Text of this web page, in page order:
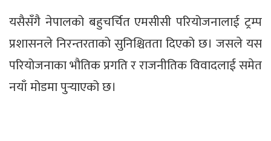
यसैसँगै नेपालको बहुचर्चित एमसीसी परियोजनालाई ट्रम्प
प्रशासनले निरन्तरताको सुनिश्चितता दिएको छ। जसले यस
परियोजनाका भौतिक प्रगति र राजनीतिक विवादलाई समेत
नयाँ मोडमा पुर्‍याएको छ।